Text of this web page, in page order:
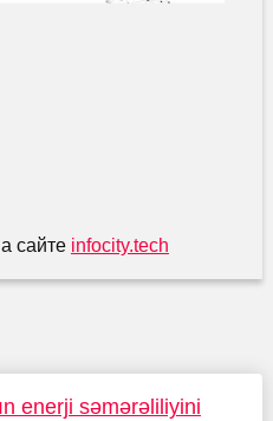
сайте infocity.tech
enerji səmərəliliyini